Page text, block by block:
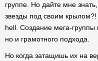
группе. Но дайте мне
звезды под своим
hell. Создание мега-группы
но и грамотного подхода.
Но когда затащишь их на